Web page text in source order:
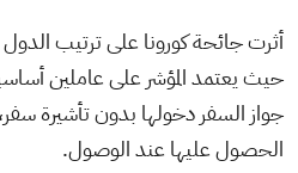
أثرت جائحة كورونا على ترتيب الدول
حيث يعتمد المؤشر على عاملين
جواز السفر دخولها بدون تأشيرة
الحصول عليها عند الوصول.